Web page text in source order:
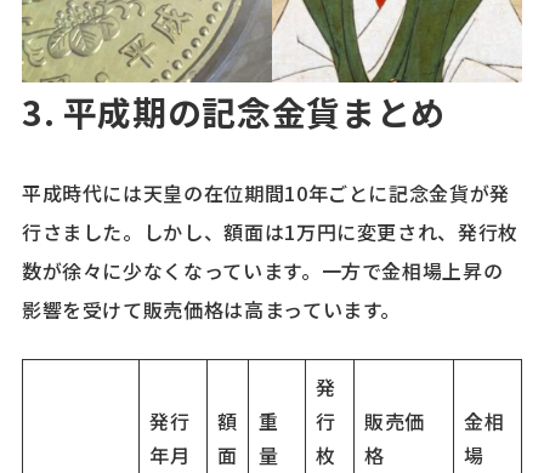
3. 平成期の記念金貨まとめ
平成時代には天皇の在位期間10年ごとに記念金貨が発
行さました。しかし、額面は1万円に変更され、発行枚
数が徐々に少なくなっています。一方で金相場上昇の
影響を受けて販売価格は高まっています。
発行
年月
額
面
重
量
発
行
枚
販売価
格
金相
場